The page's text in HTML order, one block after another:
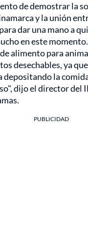
de demostrar la
y la unión
dar una mano a
en este momento.
alimento para
desechables, ya
depositando la
dijo el director del
PUBLICIDAD